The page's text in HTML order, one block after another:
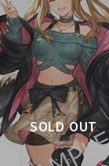
SOLD OUT